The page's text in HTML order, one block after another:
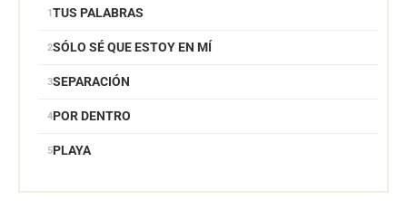
TUS PALABRAS
SÓLO SÉ QUE ESTOY EN MÍ
SEPARACIÓN
POR DENTRO
PLAYA